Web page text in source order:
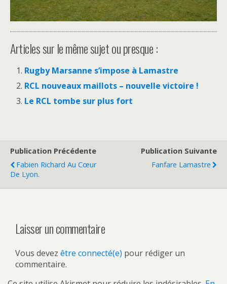
Articles sur le même sujet ou presque :
Rugby Marsanne s’impose à Lamastre
RCL nouveaux maillots – nouvelle victoire !
Le RCL tombe sur plus fort
Publication Précédente
Fabien Richard Au Cœur
De Lyon.
Publication Suivante
Fanfare Lamastre
Laisser un commentaire
Vous devez être connecté(e) pour rédiger un
commentaire.